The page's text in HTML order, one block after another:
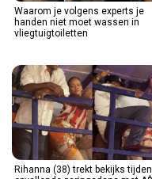
Waarom je volgens experts je
handen niet moet wassen in
vliegtuigtoiletten
Rihanna (38) trekt bekijks